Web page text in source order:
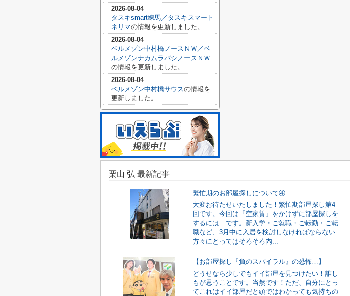
2026-08-04
タスキsmart練馬／タスキスマート
ネリマの情報を更新しました。
2026-08-04
ベルメゾン中村橋ノースＮＷ／ベ
ルメゾンナカムラバシノースＮＷ
の情報を更新しました。
2026-08-04
ベルメゾン中村橋サウスの情報を
更新しました。
栗山 弘 最新記事
繁忙期のお部屋探しについて④
大変お待たせいたしました！繁忙期部屋探し第4
回です。今回は「空家賃」をかけずに部屋探しを
するには…です。新入学・ご就職・ご転勤・ご転
職など、3月中に入居を検討しなければならない
方々にとってはそろそろ内...
【お部屋探し『負のスパイラル』の恐怖…】
どうせなら少しでもイイ部屋を見つけたい！誰し
もが思うことです。当然です！ただ、自分にとっ
てこれはイイ部屋だと頭ではわかっても気持ちの